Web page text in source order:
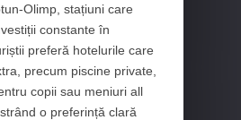
Olimp, stațiuni care
constante în
preferă hotelurile care
precum piscine private,
copii sau meniuri all
o preferință clară